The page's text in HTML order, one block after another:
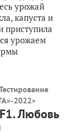
урожай
капуста и
приступила
урожаем
2022»
Любовь